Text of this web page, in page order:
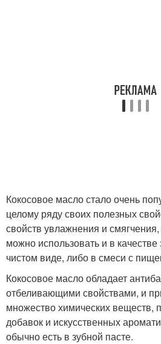
Кокосовое масло стало очень
целому ряду своих полезных
свойств увлажнения и
можно использовать и в
чистом виде, либо в смеси с
Кокосовое масло обладает
отбеливающими свойствами, и
множество химических веществ,
добавок и искусственных
обычно есть в зубной пасте.